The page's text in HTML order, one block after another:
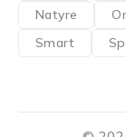
Natyre
Smart